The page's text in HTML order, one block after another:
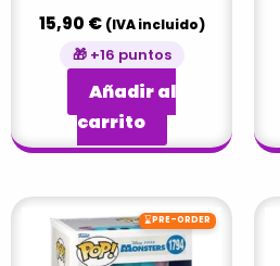
15,90 € (IVA incluido)
🎁 +16 puntos
Añadir al
carrito
⌛PRE-ORDER